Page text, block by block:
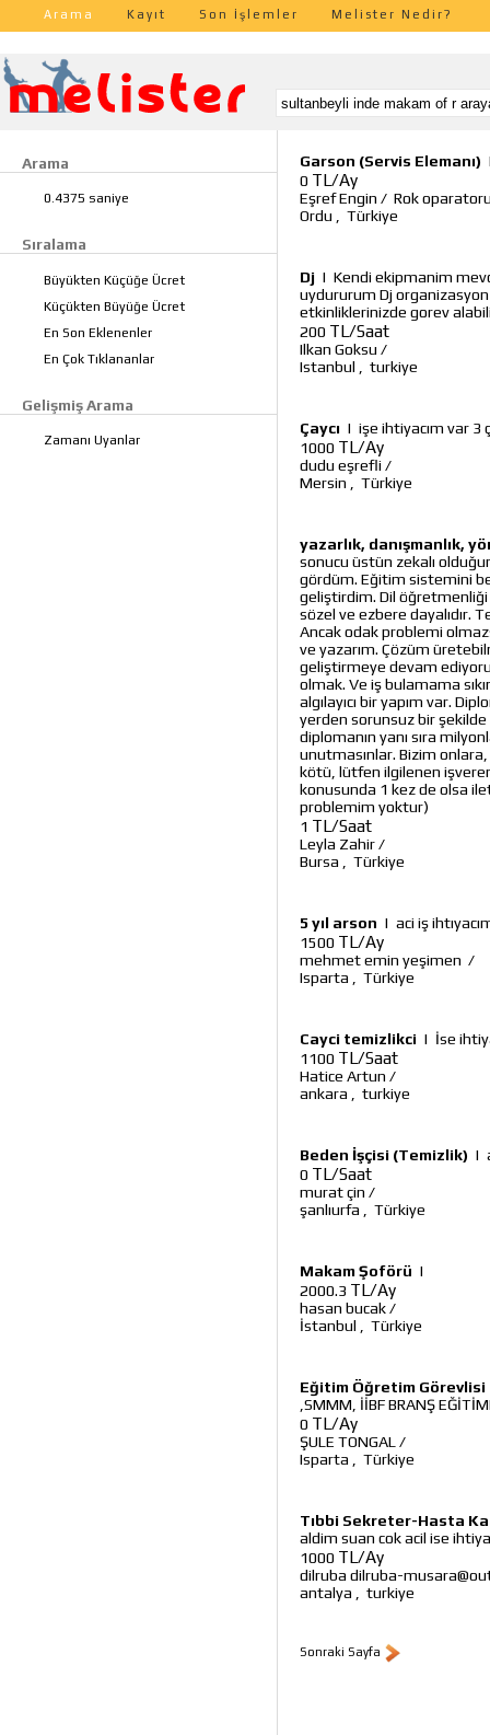
Arama Kayıt Son İşlemler Melister Nedir?
Arama
0.4375 saniye
Sıralama
Büyükten Küçüğe Ücret
Küçükten Büyüğe Ücret
En Son Eklenenler
En Çok Tıklananlar
Gelişmiş Arama
Zamanı Uyanlar
Garson (Servis Elemanı)
0 TL/Ay
Eşref Engin / Rok
Ordu
Türkiye
Dj | Kendi ekipmanim
uydururum Dj
etkinliklerinizde gorev
200 TL/Saat
Ilkan Goksu /
Istanbul
turkiye
Çaycı | işe ihtiyacım var 3
1000 TL/Ay
dudu eşrefli /
Mersin
Türkiye
yazarlık, danışmanlık,
sonucu üstün zekalı
gördüm. Eğitim sistemini
geliştirdim. Dil öğretmenliği
sözel ve ezbere dayalıdır.
Ancak odak problemi
ve yazarım. Çözüm
geliştirmeye devam
olmak. Ve iş bulamama
algılayıcı bir yapım var.
yerden sorunsuz bir şekilde
diplomanın yanı sıra
unutmasınlar. Bizim
kötü, lütfen ilgilenen
konusunda 1 kez de olsa
problemim yoktur)
1 TL/Saat
Leyla Zahir/
Bursa
Türkiye
5 yıl arson | aci iş
1500 TL/Ay
mehmet emin yeşimen /
Isparta
Türkiye
Cayci temizlikci | İse
1100 TL/Saat
Hatice Artun /
ankara
turkiye
Beden İşçisi (Temizlik) |
0 TL/Saat
murat çin /
şanlıurfa
Türkiye
Makam Şoförü |
2000.3 TL/Ay
hasan bucak/
İstanbul
Türkiye
Eğitim Öğretim Görevlisi
,SMMM, İİBF BRANŞ
0 TL/Ay
ŞULE TONGAL /
Isparta
Türkiye
Tıbbi Sekreter-Hasta
aldim suan cok acil ise
1000 TL/Ay
dilruba dilruba-
antalya
turkiye
Sonraki Sayfa